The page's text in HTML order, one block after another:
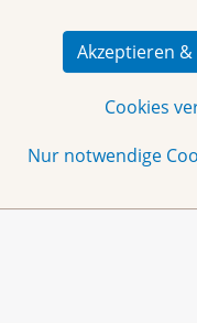
Akzeptieren
Cookies
Nur notwendige
mit dabei:
| TAVOLA ROSA BASEL
Patienten Schweiz (MPS) |